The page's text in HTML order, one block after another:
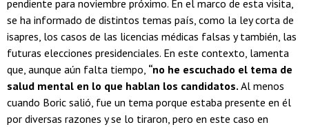
pendiente para noviembre próximo. En el marco de esta visita,
se ha informado de distintos temas país, como la ley corta de
isapres, los casos de las licencias médicas falsas y también, las
futuras elecciones presidenciales. En este contexto, lamenta
que, aunque aún falta tiempo, “no he escuchado el tema de
salud mental en lo que hablan los candidatos. Al menos
cuando Boric salió, fue un tema porque estaba presente en él
por diversas razones y se lo tiraron, pero en este caso en